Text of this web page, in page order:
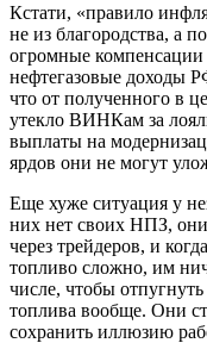
Кстати, «правило
не из благородства, а
огромные
нефтегазовые доходы
что от полученного в
утекло ВИНКам за
выплаты на
ярдов они не могут
Еще хуже ситуация у
них нет своих НПЗ,
через трейдеров, и
топливо сложно, им
числе, чтобы отпугнуть
топлива вообще. Они
сохранить иллюзию